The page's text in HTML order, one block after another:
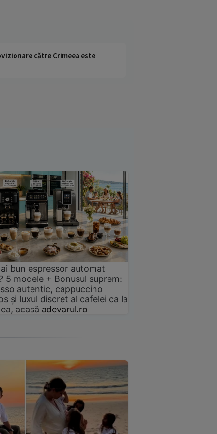
către Crimeea este
bun espressor automat
5 modele + Bonusul suprem:
autentic, cappuccino
și luxul discret al cafelei ca la
acasă adevarul.ro